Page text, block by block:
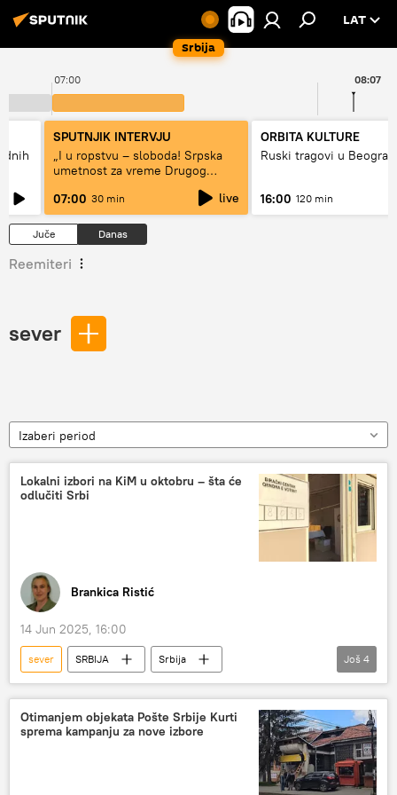
Srbija
LAT
07:00 08:07
SPUTNJIK INTERVJU
„I u ropstvu – sloboda! Srpska
umetnost za vreme Drugog
07:00 30 min live
ORBITA KULTURE
Ruski tragovi u
16:00 120 min
Juče Danas
Reemiteri
sever
Izaberi period
Lokalni izbori na KiM u oktobru – šta će
odlučiti Srbi
Brankica Ristić
14 Jun 2025, 16:00
sever SRBIJA
Srbija
Srbija – politika
Kosovo i Metohija (KiM)
lokalni izbori
Srpska lista
Još 4
Otimanjem objekata Pošte Srbije Kurti
sprema kampanju za nove izbore